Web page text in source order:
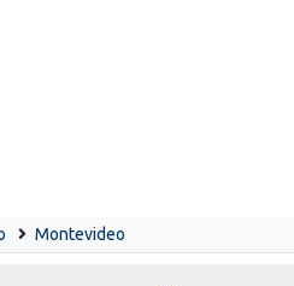
Montevideo